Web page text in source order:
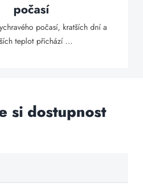
počasí
počasí, kratších dní a
teplot přichází ...
si dostupnost